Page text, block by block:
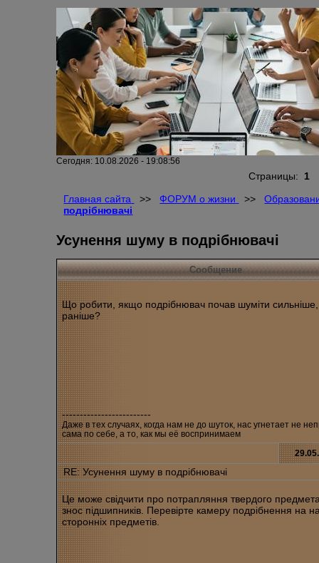
Сегодня: 10.08.2026 - 19:08:56
Страницы: 1
Главная сайта
>> ФОРУМ о жизни >>
подрібнювачі
Усунення шуму в подрібнювачі
Сообщение
Що робити, якщо подрібнювач почав шуміти сильніше,
раніше?
-------------------------
Даже в тех случаях, когда нам не до шуток, нас угнетает не
сама по себе, а то, как мы её воспринимаем
RE: Усунення шуму в подрібнювачі
Це може свідчити про потрапляння твердого
знос підшипників. Перевірте камеру подрібнення на
сторонніх предметів.